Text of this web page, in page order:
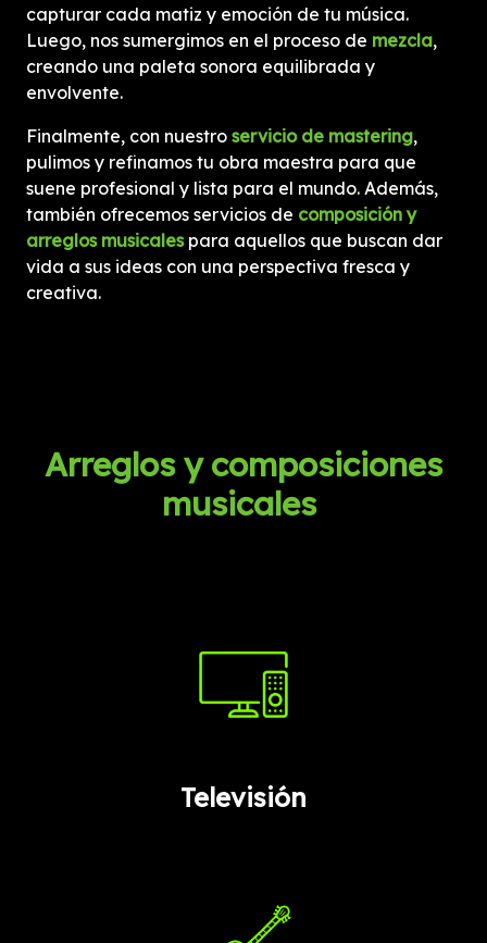
capturar cada matiz y emoción de tu música.
Luego, nos sumergimos en el proceso de mezcla,
creando una paleta sonora equilibrada y
envolvente.
Finalmente, con nuestro servicio de mastering,
pulimos y refinamos tu obra maestra para que
suene profesional y lista para el mundo. Además,
también ofrecemos servicios de composición y
arreglos musicales para aquellos que buscan dar
vida a sus ideas con una perspectiva fresca y
creativa.
Arreglos y composiciones
musicales
Televisión